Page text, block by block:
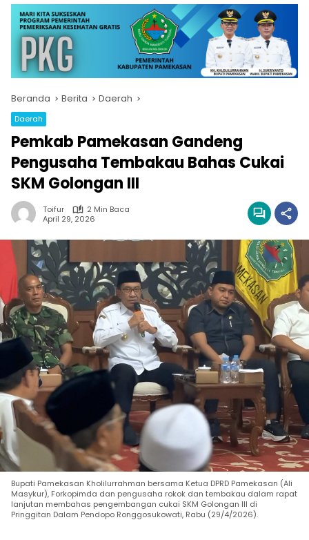
Beranda Berita Daerah
Daerah
Pemkab Pamekasan Gandeng
Pengusaha Tembakau Bahas Cukai
SKM Golongan III
Toifur
2 Min Baca
April 29, 2026
Bupati Pamekasan Kholilurrahman bersama Ketua DPRD Pamekasan (Ali
Masykur), Forkopimda dan pengusaha rokok dan tembakau dalam rapat
lanjutan membahas pengembangan cukai SKM Golongan III di
Pringgitan Dalam Pendopo Ronggosukowati, Rabu (29/4/2026).